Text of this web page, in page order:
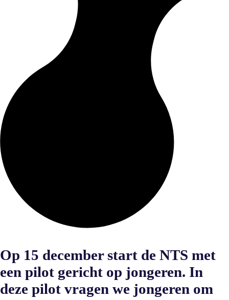
Op 15 december start de NTS met
een pilot gericht op jongeren. In
deze pilot vragen we jongeren om